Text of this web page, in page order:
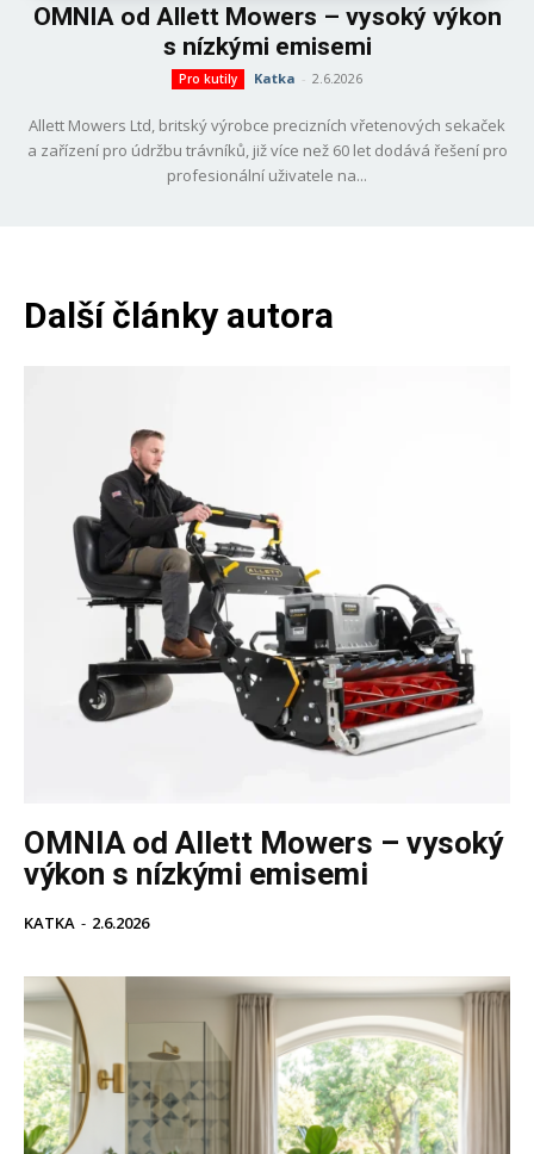
OMNIA od Allett Mowers – vysoký výkon
s nízkými emisemi
Pro kutily Katka - 2.6.2026
Allett Mowers Ltd, britský výrobce precizních vřetenových sekaček
a zařízení pro údržbu trávníků, již více než 60 let dodává řešení pro
profesionální uživatele na...
Další články autora
OMNIA od Allett Mowers – vysoký
výkon s nízkými emisemi
KATKA - 2.6.2026